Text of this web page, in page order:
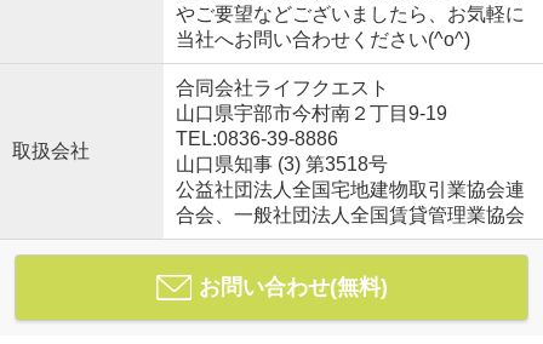
やご要望などございましたら、お気軽に
当社へお問い合わせください(^o^)
取扱会社
合同会社ライフクエスト
山口県宇部市今村南２丁目9-19
TEL:0836-39-8886
山口県知事 (3) 第3518号
公益社団法人全国宅地建物取引業協会連
合会、一般社団法人全国賃貸管理業協会
お問い合わせ(無料)